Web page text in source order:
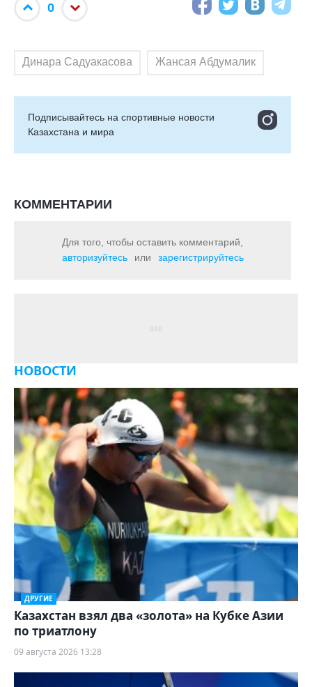
0
Динара Садуакасова Жансая Абдумалик
Подписывайтесь на cпортивные новости
Казахстана и мира
КОММЕНТАРИИ
Для того, чтобы оставить комментарий,
авторизуйтесь
или зарегистрируйтесь
НОВОСТИ
ДРУГИЕ
Казахстан взял два «золота» на Кубке Азии
по триатлону
09 августа 2026 13:28